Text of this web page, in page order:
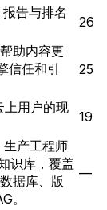
告与排名
26
助内容更
信任和引
25
上用户的现
19
产工程师
识库，覆盖
据库、版
。
—